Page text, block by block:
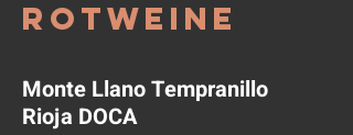
Rotweine
Monte Llano Tempranillo
Rioja DOCA